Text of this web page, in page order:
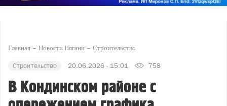
Главная Новости Нягани Строительство
Строительство 20.06.2026 - 15:01 758
В Кондинском районе с